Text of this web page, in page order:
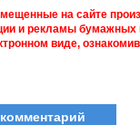
на сайте
и рекламы
виде,